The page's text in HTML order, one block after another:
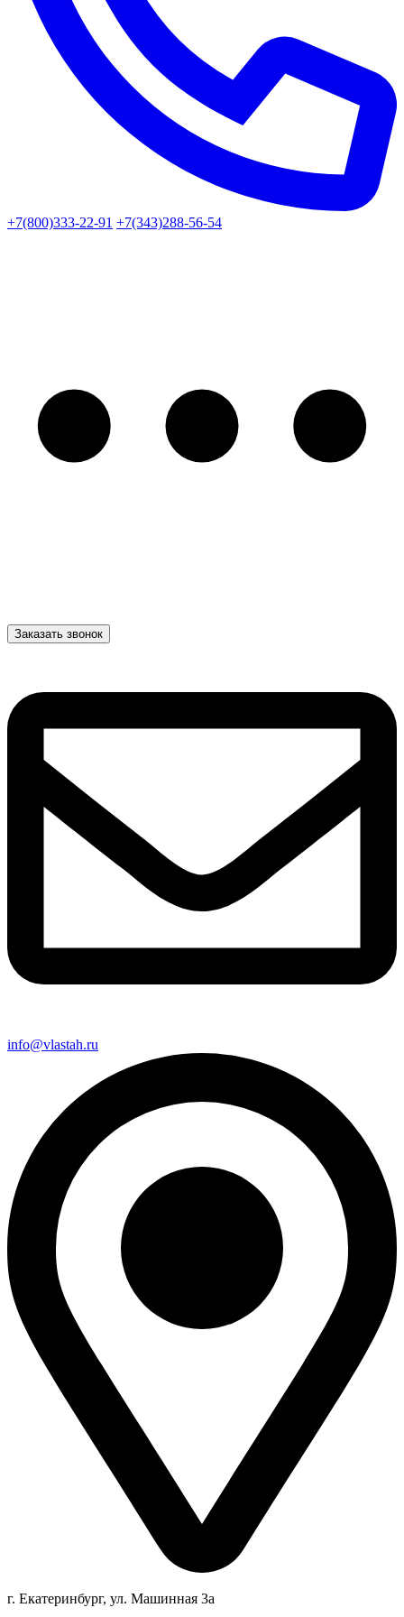
+7(800)333-22-91 +7(343)288-56-54
Заказать звонок
info@vlastah.ru
г. Екатеринбург, ул. Машинная 3а